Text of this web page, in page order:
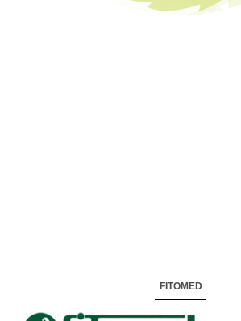
FITOMED